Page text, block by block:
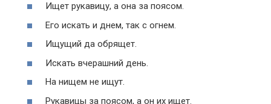
Ищет рукавицу, а она за поясом.
Его искать и днем, так с огнем.
Ищущий да обрящет.
Искать вчерашний день.
На нищем не ищут.
Рукавицы за поясом, а он их ищет.